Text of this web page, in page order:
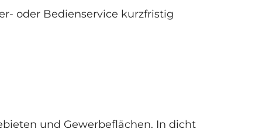
oder Bedienservice kurzfristig
und Gewerbeflächen. In dicht